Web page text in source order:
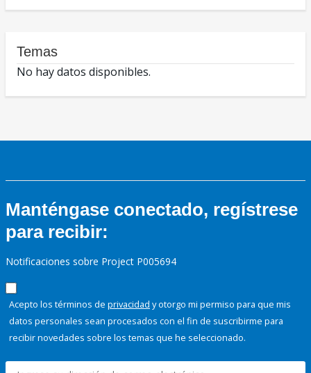
Temas
No hay datos disponibles.
Manténgase conectado, regístrese
para recibir:
Notificaciones sobre Project P005694
Acepto los términos de privacidad y otorgo mi permiso para que mis
datos personales sean procesados con el fin de suscribirme para
recibir novedades sobre los temas que he seleccionado.